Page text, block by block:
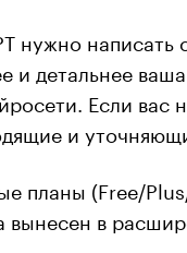
нужно написать
и детальнее
Если вас
и
планы (Free/
вынесен в